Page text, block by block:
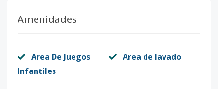
Amenidades
Area De Juegos
Infantiles
Area de lavado